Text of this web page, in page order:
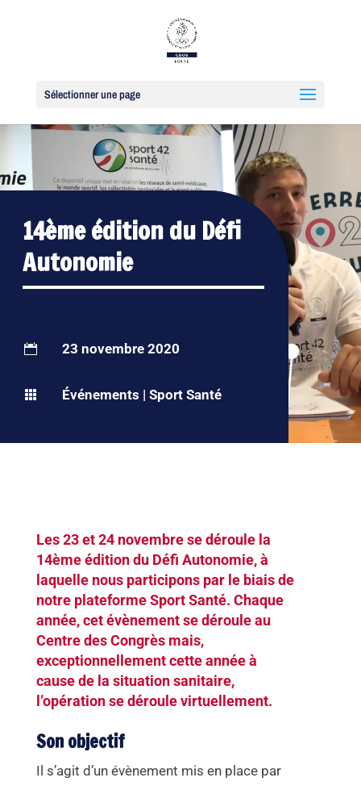
Sélectionner une page
14ème édition du Défi
Autonomie
 23 novembre 2020
 Événements |Sport Santé
Les 23 et 24 novembre se déroule la
14ème édition du Défi Autonomie, à
laquelle nous participons par le biais de
notre plateforme Sport Santé. Chaque
année, cet évènement se déroule au
Centre des Congrès mais,
exceptionnellement cette année à
cause de la situation sanitaire,
l’opération se déroule virtuellement.
Son objectif
Il s’agit d’un évènement mis en place par